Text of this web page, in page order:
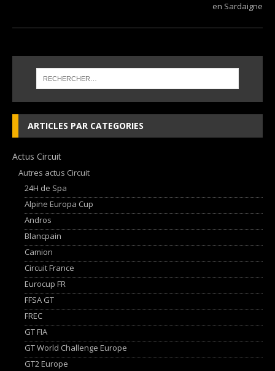
en Sardaigne
ARTICLES PAR CATEGORIES
Actus Circuit
Autres actus Circuit
24H de Spa
Alpine Europa Cup
Andros
Blancpain
Camion
Circuit France
Eurocup FR
FFSA GT
FREC
GT FIA
GT World Challenge Europe
GT2 Europe